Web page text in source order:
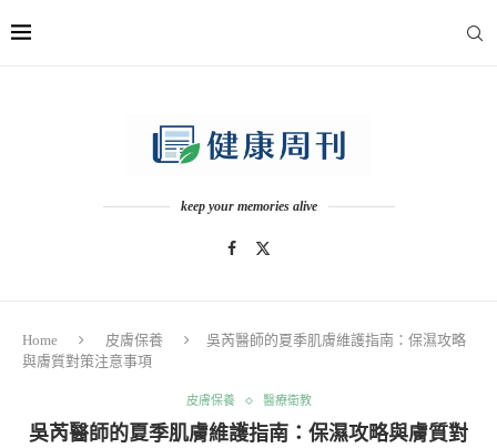
keep your memories alive
Home 皮膚保養
吳芮醫師的夏季肌膚維護指南：保濕攻略
與膚質對策注意事項
皮膚保養 醫療衛教
吳芮醫師的夏季肌膚維護指南：保濕攻略與膚質對